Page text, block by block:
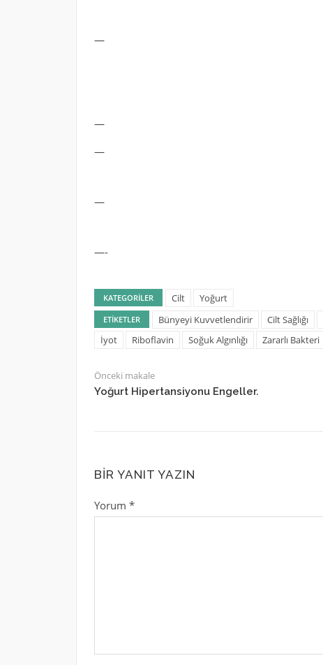
—
—
—
—
—-
KATEGORILER Cilt Yoğurt
ETIKETLER Bünyeyi Kuvvetlendirir Cilt Sağlığı
İyot
Riboflavin Soğuk Algınlığı Zararlı Bakteri
Önceki makale
Yoğurt Hipertansiyonu Engeller.
BIR YANIT YAZIN
Yorum *